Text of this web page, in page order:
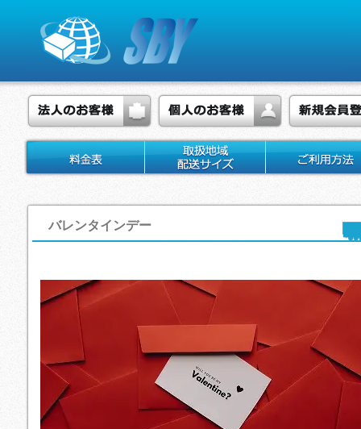
バレンタインデー